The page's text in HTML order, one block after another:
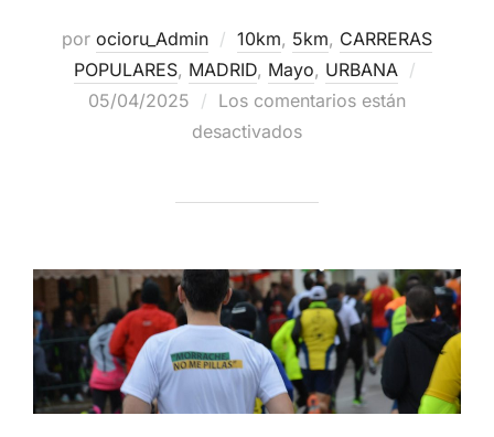
por ocioru_Admin 10km, 5km, CARRERAS
POPULARES, MADRID, Mayo, URBANA
05/04/2025
Los comentarios están
desactivados